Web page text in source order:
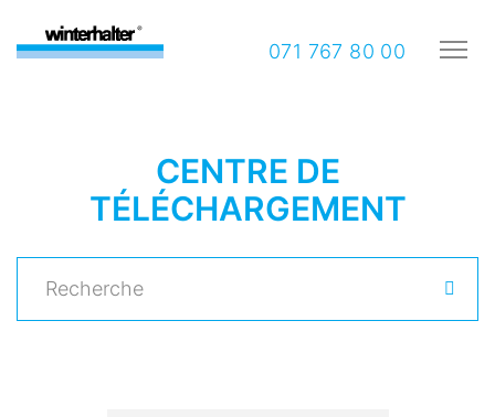
071 767 80 00
CENTRE DE
TÉLÉCHARGEMENT